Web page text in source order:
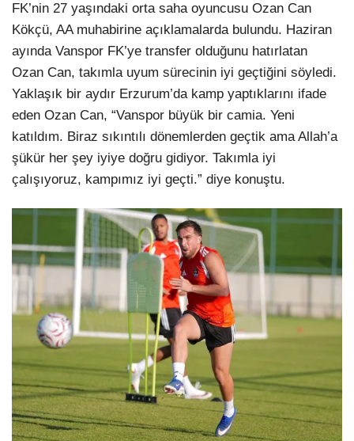
FK’nin 27 yaşındaki orta saha oyuncusu Ozan Can
Kökçü, AA muhabirine açıklamalarda bulundu. Haziran
ayında Vanspor FK’ye transfer olduğunu hatırlatan
Ozan Can, takımla uyum sürecinin iyi geçtiğini söyledi.
Yaklaşık bir aydır Erzurum’da kamp yaptıklarını ifade
eden Ozan Can, “Vanspor büyük bir camia. Yeni
katıldım. Biraz sıkıntılı dönemlerden geçtik ama Allah’a
şükür her şey iyiye doğru gidiyor. Takımla iyi
çalışıyoruz, kampımız iyi geçti.” diye konuştu.